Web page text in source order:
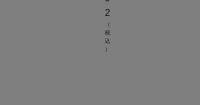
2
（
税
込
）